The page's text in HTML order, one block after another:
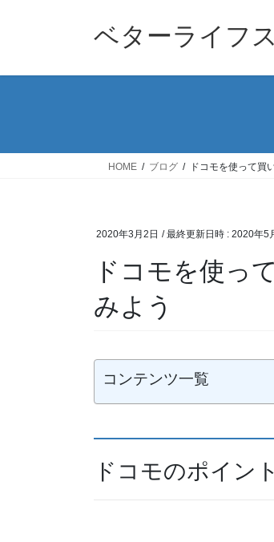
ベターライフ
HOME ブログ ドコモを使って買
2020年3月2日 / 最終更新日時 : 2020年5
ドコモを使っ
みよう
コンテンツ一覧
ドコモのポイン